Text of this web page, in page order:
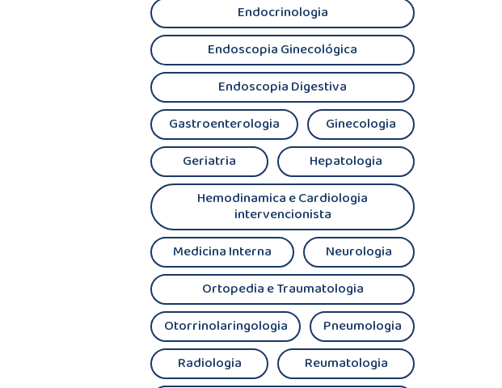
Endocrinologia
Endoscopia Ginecológica
Endoscopia Digestiva
Gastroenterologia
Ginecologia
Geriatria
Hepatologia
Hemodinamica e Cardiologia
intervencionista
Medicina Interna
Neurologia
Ortopedia e Traumatologia
Otorrinolaringologia
Pneumologia
Radiologia
Reumatologia